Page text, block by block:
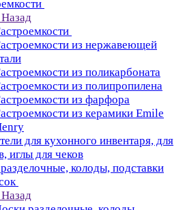
Назад
из нержавеющей
из поликарбоната
из полипропилена
из фарфора
из керамики Emile
для кухонного инвентаря, для
иглы для чеков
колоды, подставки
Назад